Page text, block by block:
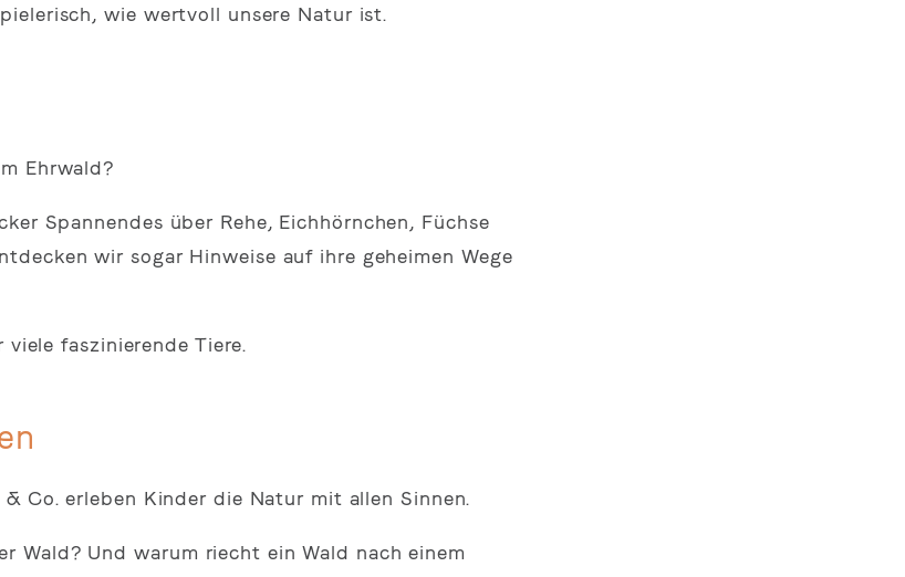
wie wertvoll unsere Natur ist.
Ehrwald?
Spannendes über Rehe, Eichhörnchen, Füchse
wir sogar Hinweise auf ihre geheimen Wege
faszinierende Tiere.
Co. erleben Kinder die Natur mit allen Sinnen.
Wald? Und warum riecht ein Wald nach einem